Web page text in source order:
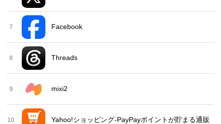
7 Facebook
8 Threads
9 mixi2
10 Yahoo!ショッピング-PayPayポイントが貯まる通販